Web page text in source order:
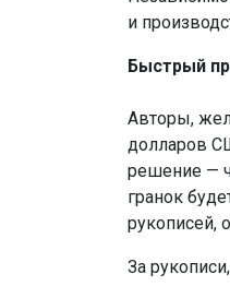
и
Быстрый
Авторы,
долларов
решение —
гранок
рукописей,
За